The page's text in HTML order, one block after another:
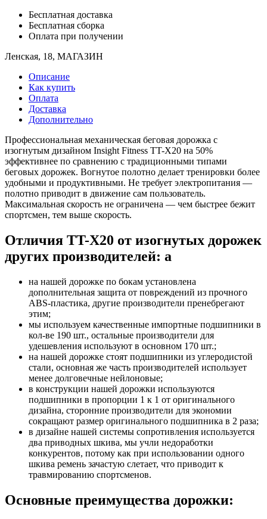
Бесплатная доставка
Бесплатная сборка
Оплата при получении
Ленская, 18, МАГАЗИН
Описание
Как купить
Оплата
Доставка
Дополнительно
Профессиональная механическая беговая дорожка с
изогнутым дизайном Insight Fitness TT-X20 на 50%
эффективнее по сравнению с традиционными типами
беговых дорожек. Вогнутое полотно делает тренировки более
удобными и продуктивными. Не требует электропитания —
полотно приводит в движение сам пользователь.
Максимальная скорость не ограничена — чем быстрее бежит
спортсмен, тем выше скорость.
Отличия TT-X20 от изогнутых дорожек
других производителей: a
на нашей дорожке по бокам установлена
дополнительная защита от повреждений из прочного
ABS-пластика, другие производители пренебрегают
этим;
мы используем качественные импортные подшипники в
кол-ве 190 шт., остальные производители для
удешевления используют в основном 170 шт.;
на нашей дорожке стоят подшипники из углеродистой
стали, основная же часть производителей использует
менее долговечные нейлоновые;
в конструкции нашей дорожки используются
подшипники в пропорции 1 к 1 от оригинального
дизайна, сторонние производители для экономии
сокращают размер оригинального подшипника в 2 раза;
в дизайне нашей системы сопротивления используется
два приводных шкива, мы учли недоработки
конкурентов, потому как при использовании одного
шкива ремень зачастую слетает, что приводит к
травмированию спортсменов.
Основные преимущества дорожки: